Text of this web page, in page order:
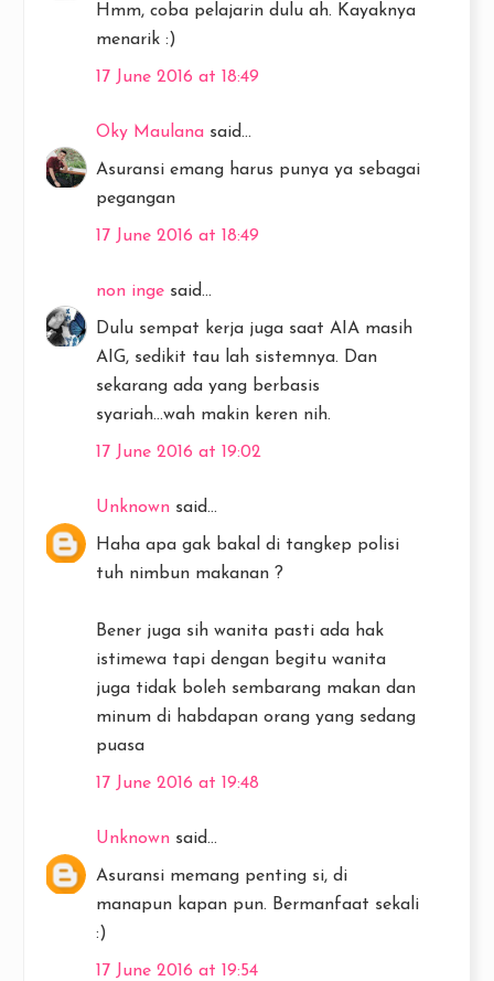
Hmm, coba pelajarin dulu ah. Kayaknya
menarik :)
17 June 2016 at 18:49
Oky Maulana said...
Asuransi emang harus punya ya sebagai
pegangan
17 June 2016 at 18:49
non inge said...
Dulu sempat kerja juga saat AIA masih
AIG, sedikit tau lah sistemnya. Dan
sekarang ada yang berbasis
syariah...wah makin keren nih.
17 June 2016 at 19:02
Unknown said...
Haha apa gak bakal di tangkep polisi
tuh nimbun makanan ?
Bener juga sih wanita pasti ada hak
istimewa tapi dengan begitu wanita
juga tidak boleh sembarang makan dan
minum di habdapan orang yang sedang
puasa
17 June 2016 at 19:48
Unknown said...
Asuransi memang penting si, di
manapun kapan pun. Bermanfaat sekali
:)
17 June 2016 at 19:54